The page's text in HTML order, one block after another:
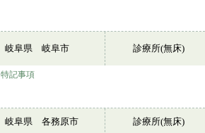
岐阜県 岐阜市 診療所(無床)
特記事項
岐阜県 各務原市 診療所(無床)